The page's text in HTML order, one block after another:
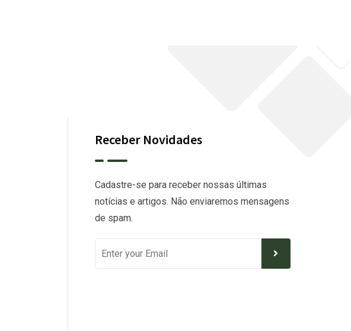
Receber Novidades
Cadastre-se para receber nossas últimas
notícias e artigos. Não enviaremos mensagens
de spam.